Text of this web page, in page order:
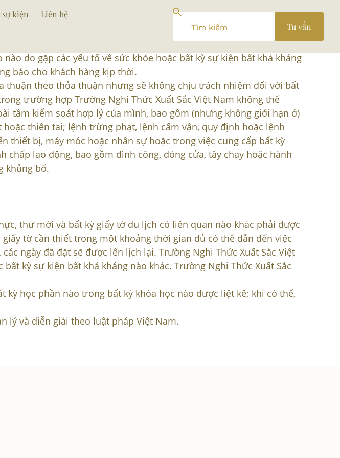
kiện
Liên hệ
Tư vấn
do gặp các yếu tố về sức khỏe hoặc bất kỳ sự kiện bất khả kháng
báo cho khách hàng kịp thời.
thuận theo thỏa thuận nhưng sẽ không chịu trách nhiệm đối với bất
trường hợp Trường Nghi Thức Xuất Sắc Việt Nam không thể
tầm kiểm soát hợp lý của mình, bao gồm (nhưng không giới hạn ở)
thiên tai; lệnh trừng phạt, lệnh cấm vận, quy định hoặc lệnh
thiết bị, máy móc hoặc nhân sự hoặc trong việc cung cấp bất kỳ
lao động, bao gồm đình công, đóng cửa, tẩy chay hoặc hành
khủng bố.
thư mời và bất kỳ giấy tờ du lịch có liên quan nào khác phải được
tờ cần thiết trong một khoảng thời gian đủ có thể dẫn đến việc
ngày đã đặt sẽ được lên lịch lại. Trường Nghi Thức Xuất Sắc Việt
kỳ sự kiện bất khả kháng nào khác. Trường Nghi Thức Xuất Sắc
kỳ học phần nào trong bất kỳ khóa học nào được liệt kê; khi có thể,
lý và diễn giải theo luật pháp Việt Nam.